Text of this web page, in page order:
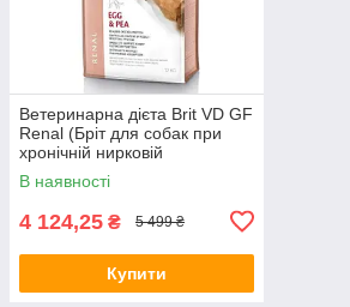
Ветеринарна дієта Brit VD GF
Renal (Бріт для собак при
хронічній нирковій
недостатності) 12кг.
В наявності
4 124,25 ₴ 5 499 ₴
Купити